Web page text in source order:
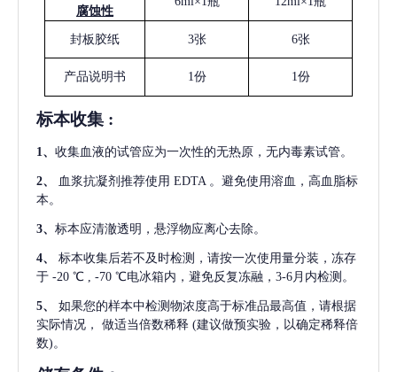
腐蚀性
封板胶纸 3张 6张
产品说明书 1份 1份
标本收集 :
1、 收集血液的试管应为一次性的无热原，无内毒素试管。
2、 血浆抗凝剂推荐使用 EDTA 。避免使用溶血，高血脂标
本。
3、 标本应清澈透明，悬浮物应离心去除。
4、
标本收集后若不及时检测，请按一次使用量分装，冻存
于 -20 ℃ , -70 ℃电冰箱内，避免反复冻融，3-6月内检测。
5、
如果您的样本中检测物浓度高于标准品最高值，请根据
实际情况，
做适当倍数稀释 (建议做预实验，以确定稀释倍
数)。